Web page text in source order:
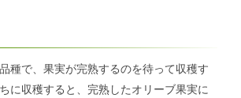
種で、果実が完熟するのを待って収穫す
に収穫すると、完熟したオリーブ果実に